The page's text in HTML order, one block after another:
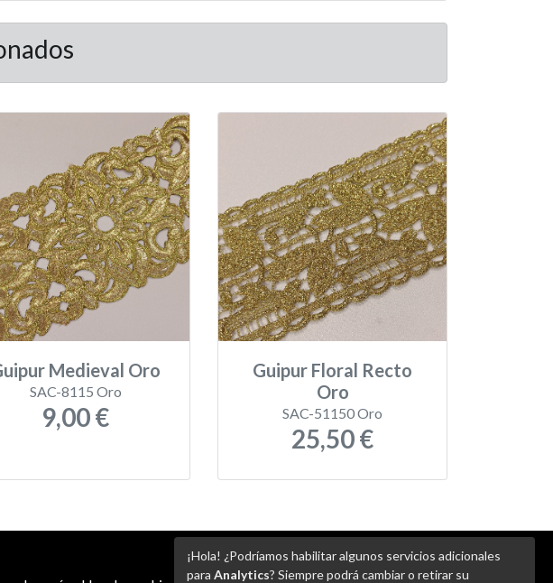
Medieval Oro
SAC-8115 Oro
9,00 €
Guipur Floral Recto
Oro
SAC-51150 Oro
25,50 €
¡Hola! ¿Podríamos habilitar algunos servicios adicionales
para Analytics? Siempre podrá cambiar o retirar su